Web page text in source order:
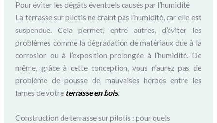
Pour éviter les dégâts éventuels causés par l’humidité
La terrasse sur pilotis ne craint pas l’humidité, car elle est
suspendue. Cela permet, entre autres, d’éviter les
problèmes comme la dégradation de matériaux due à la
corrosion ou à l’exposition prolongée à l’humidité. De
même, grâce à cette conception, vous n’aurez pas de
problème de pousse de mauvaises herbes entre les
lames de votre terrasse en bois.
Construction de terrasse sur pilotis : pour quels